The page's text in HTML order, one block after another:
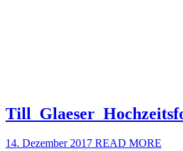
14. Dezember 2017 READ MORE